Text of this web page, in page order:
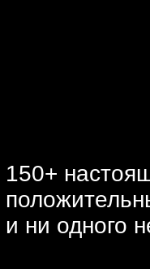
150+
и ни одного